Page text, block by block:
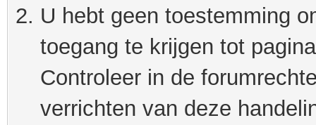
U hebt geen toestemming
toegang te krijgen tot
Controleer in de
verrichten van deze